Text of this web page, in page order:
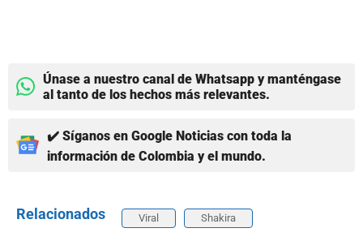
Únase a nuestro canal de Whatsapp y manténgase
al tanto de los hechos más relevantes.
✔️ Síganos en Google Noticias con toda la
información de Colombia y el mundo.
Relacionados Viral Shakira